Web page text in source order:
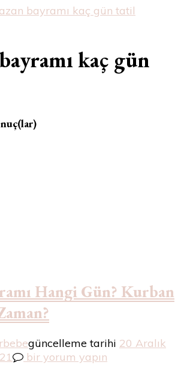
bayramı kaç gün tatil
kaç gün
Hangi Gün? Kurban
güncelleme tarihi 20 Aralık
Kurban
bir yorum yapın